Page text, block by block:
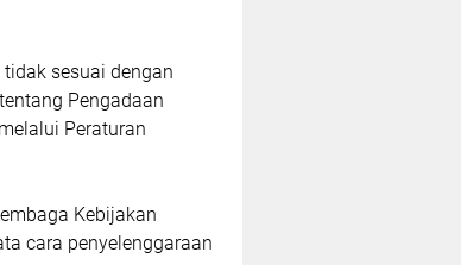
sesuai dengan
Pengadaan
Peraturan
Kebijakan
cara penyelenggaraan